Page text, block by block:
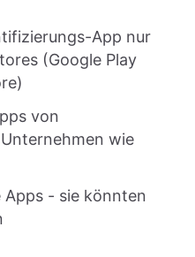
App nur
(Google Play
von
wie
- sie könnten